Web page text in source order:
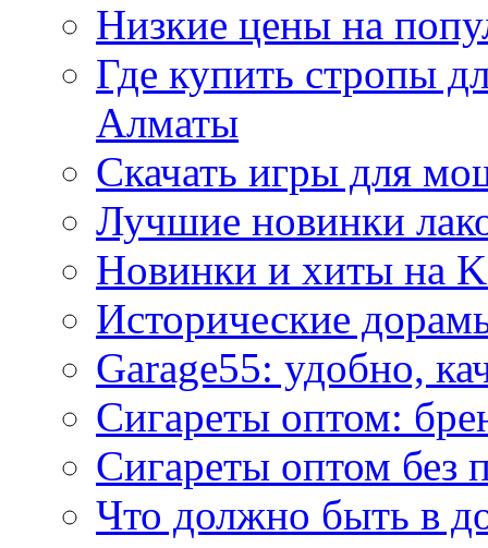
Низкие цены на
Где купить стропы
Алматы
Скачать игры для
Лучшие новинки
Новинки и хиты на
Исторические
Garage55: удобно,
Сигареты оптом:
Сигареты оптом без
Что должно быть в